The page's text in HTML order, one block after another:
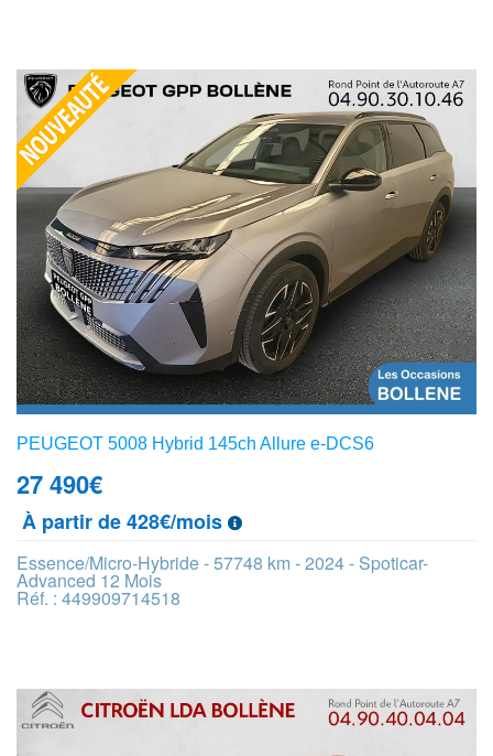
PEUGEOT 5008 Hybrid 145ch Allure e-DCS6
27 490€
À partir de 428€/mois
Essence/Micro-Hybride - 57748 km - 2024 - Spoticar-
Advanced 12 Mois
Réf. : 449909714518